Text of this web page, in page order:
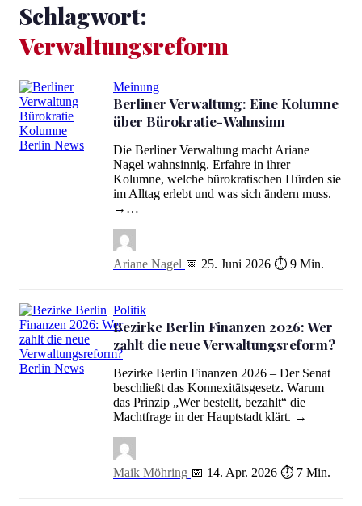
Schlagwort:
Verwaltungsreform
Berliner Verwaltung: Eine Kolumne über Bürokratie-Wahnsinn
Meinung
Berliner Verwaltung: Eine Kolumne
über Bürokratie-Wahnsinn
Die Berliner Verwaltung macht Ariane
Nagel wahnsinnig. Erfahre in ihrer
Kolumne, welche bürokratischen Hürden sie
im Alltag erlebt und was sich ändern muss.
→…
Ariane Nagel 📅 25. Juni 2026 ⏱ 9 Min.
Bezirke Berlin Finanzen 2026: Wer zahlt die neue
Politik
Bezirke Berlin Finanzen 2026: Wer
zahlt die neue Verwaltungsreform?
Bezirke Berlin Finanzen 2026 – Der Senat
beschließt das Konnexitätsgesetz. Warum
das Prinzip „Wer bestellt, bezahlt“ die
Machtfrage in der Hauptstadt klärt. →
Maik Möhring 📅 14. Apr. 2026 ⏱ 7 Min.